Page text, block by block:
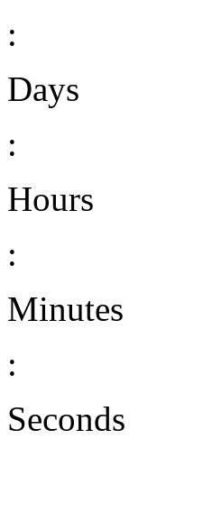
:
Days
:
Hours
:
Minutes
:
Seconds